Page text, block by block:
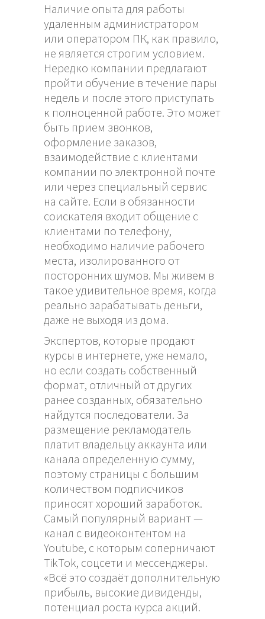
Наличие опыта для работы
удаленным администратором
или оператором ПК, как правило,
не является строгим условием.
Нередко компании предлагают
пройти обучение в течение пары
недель и после этого приступать
к полноценной работе. Это может
быть прием звонков,
оформление заказов,
взаимодействие с клиентами
компании по электронной почте
или через специальный сервис
на сайте. Если в обязанности
соискателя входит общение с
клиентами по телефону,
необходимо наличие рабочего
места, изолированного от
посторонних шумов. Мы живем в
такое удивительное время, когда
реально зарабатывать деньги,
даже не выходя из дома.
Экспертов, которые продают
курсы в интернете, уже немало,
но если создать собственный
формат, отличный от других
ранее созданных, обязательно
найдутся последователи. За
размещение рекламодатель
платит владельцу аккаунта или
канала определенную сумму,
поэтому страницы с большим
количеством подписчиков
приносят хороший заработок.
Самый популярный вариант —
канал с видеоконтентом на
Youtube, с которым соперничают
TikTok, соцсети и мессенджеры.
«Всё это создаёт дополнительную
прибыль, высокие дивиденды,
потенциал роста курса акций.